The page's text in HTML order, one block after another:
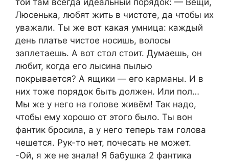
Люсенька, любят жить в чистоте, да чтобы их
уважали. Ты же вот какая умница: каждый
день платье чистое носишь, волосы
заплетаешь. А вот стол стоит. Думаешь, он
любит, когда его лысина пылью
покрывается? А ящики — его карманы. И в
них тоже порядок быть должен. Или пол…
Мы же у него на голове живём! Так надо,
чтобы ему хорошо от этого было. Ты вон
фантик бросила, а у него теперь там голова
чешется. Рук-то нет, почесать не может.
-Ой, я же не знала! Я бабушка 2 фантика